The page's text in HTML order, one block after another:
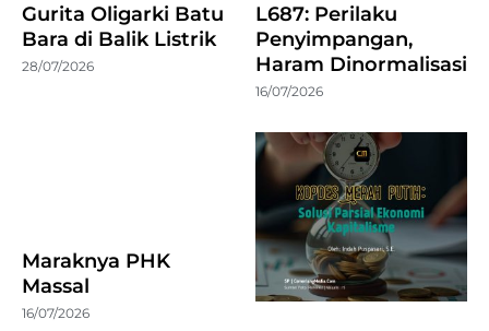
Gurita Oligarki Batu
Bara di Balik Listrik
28/07/2026
L687: Perilaku
Penyimpangan,
Haram Dinormalisasi
16/07/2026
Maraknya PHK
Massal
16/07/2026